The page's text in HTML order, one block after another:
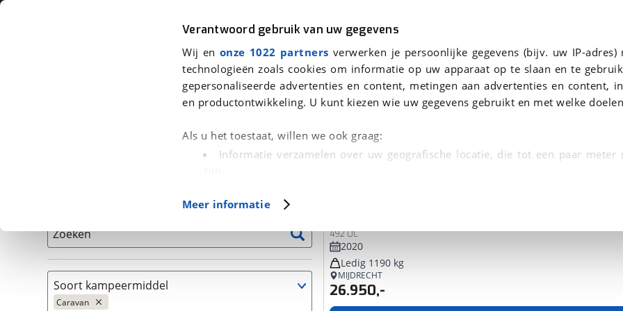
Verantwoord gebruik van uw gegevens
Wij en onze 1022 partners verwerken je persoonlijke gegevens (bijv. uw IP-adres)
technologieën zoals cookies om informatie op uw apparaat op te slaan en te
gepersonaliseerde advertenties en content, metingen aan advertenties en content,
en productontwikkeling. U kunt kiezen wie uw gegevens gebruikt en met welke
Als u het toestaat, willen we ook graag:
Informatie verzamelen over uw geografische locatie, die tot een paar meter
(fingerprinting)
in. U kunt uw toestemming op elk moment wijzigen of
Cookieverklaring.
Met cookies en vergelijkbare technieken zorgen we voor een betere en meer
Functionele cookies zorgen ervoor dat de website goed werkt. Ook gebruiken we
Meer informatie
Auto Fiets Motor
Kampeervoertuigen>Caravan
We hebben 927 kampeervoertuigen voor je gevonden
Zoeken
Soort kampeermiddel
Caravan
492 UL
2020
Ledig 1190 kg
MIJDRECHT
26.950,-